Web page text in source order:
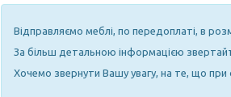
Відправляємо меблі, по передоплаті, в
За більш детальною інформацією
Хочемо звернути Вашу увагу, на те, що при